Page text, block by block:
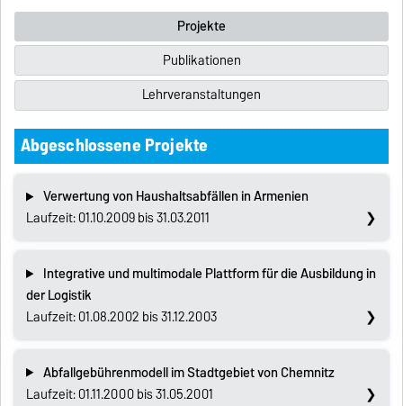
Projekte
Publikationen
Lehrveranstaltungen
Abgeschlossene Projekte
Verwertung von Haushaltsabfällen in Armenien
Laufzeit: 01.10.2009 bis 31.03.2011
Integrative und multimodale Plattform für die Ausbildung in
der Logistik
Laufzeit: 01.08.2002 bis 31.12.2003
Abfallgebührenmodell im Stadtgebiet von Chemnitz
Laufzeit: 01.11.2000 bis 31.05.2001